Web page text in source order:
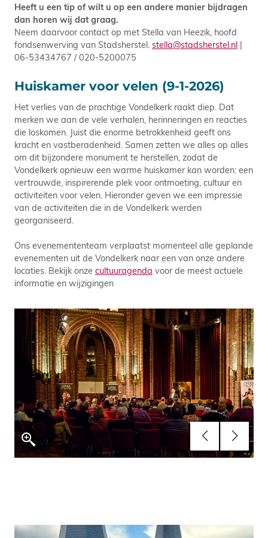
Heeft u een tip of wilt u op een andere manier bijdragen
dan horen wij dat graag.
Neem daarvoor contact op met Stella van Heezik, hoofd
fondsenwerving van Stadsherstel. stella@stadsherstel.nl |
06-53434767 / 020-5200075
Huiskamer voor velen (9-1-2026)
Het verlies van de prachtige Vondelkerk raakt diep. Dat
merken we aan de vele verhalen, herinneringen en reacties
die loskomen. Juist die enorme betrokkenheid geeft ons
kracht en vastberadenheid. Samen zetten we alles op alles
om dit bijzondere monument te herstellen, zodat de
Vondelkerk opnieuw een warme huiskamer kan worden: een
vertrouwde, inspirerende plek voor ontmoeting, cultuur en
activiteiten voor velen. Hieronder geven we een impressie
van de activiteiten die in de Vondelkerk werden
georganiseerd.
Ons evenemententeam verplaatst momenteel alle geplande
evenementen uit de Vondelkerk naar een van onze andere
locaties. Bekijk onze cultuuragenda voor de meest actuele
informatie en wijzigingen